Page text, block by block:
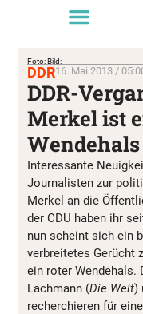
Foto: Bild:
DDR16. Mai 2013 /
DDR-
Merkel ist
Wendehals
Interessante
Journalisten zur
Merkel an die
der CDU haben ihr
nun scheint sich ein
verbreitetes Gerücht
ein roter Wendehals.
Lachmann (Die Welt)
recherchieren für